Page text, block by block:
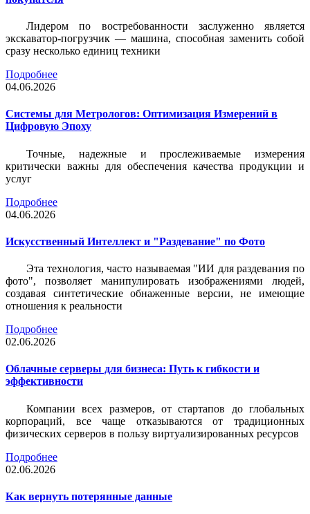
Лидером по востребованности заслуженно является
экскаватор-погрузчик — машина, способная заменить собой
сразу несколько единиц техники
Подробнее
04.06.2026
Системы для Метрологов: Оптимизация Измерений в
Цифровую Эпоху
Точные, надежные и прослеживаемые измерения
критически важны для обеспечения качества продукции и
услуг
Подробнее
04.06.2026
Искусственный Интеллект и "Раздевание" по Фото
Эта технология, часто называемая "ИИ для раздевания по
фото", позволяет манипулировать изображениями людей,
создавая синтетические обнаженные версии, не имеющие
отношения к реальности
Подробнее
02.06.2026
Облачные серверы для бизнеса: Путь к гибкости и
эффективности
Компании всех размеров, от стартапов до глобальных
корпораций, все чаще отказываются от традиционных
физических серверов в пользу виртуализированных ресурсов
Подробнее
02.06.2026
Как вернуть потерянные данные